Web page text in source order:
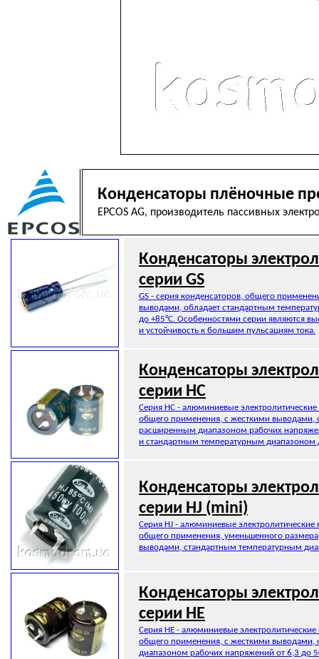
Конденсаторы плёночные
EPCOS AG, производитель пассивных
Конденсаторы
серии GS
GS - серия конденсаторов, общего
выводами, обладает стандартным
до +85°C. Особенностями серии являются
и устойчивость к большим пульсациям тока.
Конденсаторы
серии HC
Серия HC - алюминиевые
общего применения, с жесткими выводами,
расширенным диапазоном рабочих
и стандартным температурным диапазоном
Конденсаторы
серии HJ (mini)
Серия HJ - алюминиевые электролитические
общего применения, уменьшенного
выводами, стандартным температурным
Конденсаторы
серии HE
Серия HE - алюминиевые
общего применения, с жесткими выводами,
диапазоном рабочих напряжений от 6,3 до